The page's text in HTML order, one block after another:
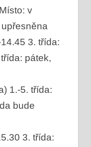
v
3. třída:
pátek,
1.-5. třída:
bude
3. třída: